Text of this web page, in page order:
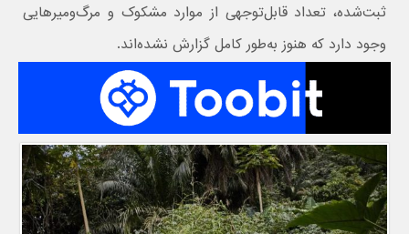
ثبت‌شده، تعداد قابل‌توجهی از موارد مشکوک و مرگ‌ومیرهایی
وجود دارد که هنوز به‌طور کامل گزارش نشده‌اند.